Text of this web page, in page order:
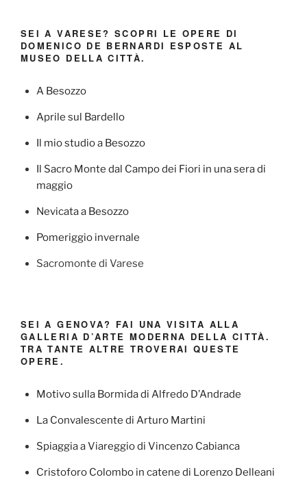
SEI A VARESE? SCOPRI LE OPERE DI
DOMENICO DE BERNARDI ESPOSTE AL
MUSEO DELLA CITTÀ.
A Besozzo
Aprile sul Bardello
Il mio studio a Besozzo
Il Sacro Monte dal Campo dei Fiori in una sera di
maggio
Nevicata a Besozzo
Pomeriggio invernale
Sacromonte di Varese
SEI A GENOVA? FAI UNA VISITA ALLA
GALLERIA D’ARTE MODERNA DELLA CITTÀ.
TRA TANTE ALTRE TROVERAI QUESTE
OPERE.
Motivo sulla Bormida di Alfredo D’Andrade
La Convalescente di Arturo Martini
Spiaggia a Viareggio di Vincenzo Cabianca
Cristoforo Colombo in catene di Lorenzo Delleani